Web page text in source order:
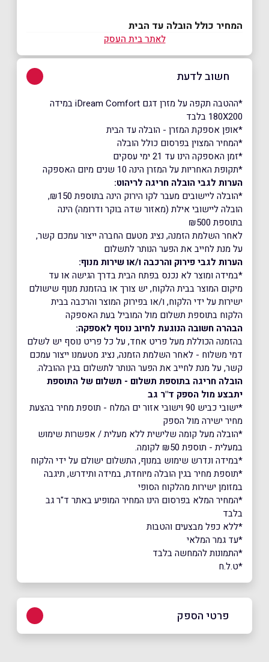
המחיר כולל הובלה עד הבית
לאתר בית העסק
חשוב לדעת
*ההטבה תקפה על מזרן דגם iDream Comfort במידה
180X200 בלבד
*אופן אספקת המזרן - הובלה עד הבית
*המחיר המצוין בפרסום כולל הובלה
*זמן האספקה הינו עד 21 ימי עסקים
*תקופת האחריות על המזרן הינה 10 שנים מיום האספקה
הערות לגבי הובלה חריגה לריהוט:
*הובלה ליישובים מעבר לקו הירוק הינה בתוספת ₪150,
הובלה ליישובי אילת (מאזור שדה בוקר ודרומה) הינה
בתוספת ₪500
לאחר השלמת הזמנה, נציג מטעם החברה ייצור עמכם קשר,
על מנת לחייב את הפער הנותר לתשלום
הערות לגבי פירוק והרכבה ו/או שירות מנוף:
*במידה ומוצר לא נכנס בפתח הבית בדרך הגישה או עד
מיקום המוצר בבית הלקוח, יש צורך או בהזמנת מנוף שישולם
ישירות על ידי הלקוח, ו/או בפירוק המוצר והרכבה בבית
הלקוח בתוספת תשלום מול המוביל בעת האספקה
הבהרה חשובה הנוגעת לחיוב נוסף לאספקה:
בהזמנה הכוללת מעל פריט אחד, על כל פריט נוסף יש לשלם
דמי משלוח - לאחר השלמת הזמנה, נציג מטעמנו ייצור עמכם
קשר, על מנת לחייב את הפער הנותר לתשלום בגין ההובלה.
הובלה חריגה בתוספת תשלום - תשלום של התוספת
יתבצע מול הספק ד"ר גב
*ישובי כביש 90 וישובי אזור ים המלח - תוספת מחיר בהצעת
מחיר ישירה מול הספק
*הובלה מעל קומה שלישית ללא מעלית / אפשרות שימוש
במעלית - תוספת ₪50 לקומה.
*במידה ונדרש שימוש במנוף, התשלום ישולם על ידי הלקוח
*תוספת מחיר בגין הובלה מיוחדת, במידה ותידרש, תיגבה
במזומן ישירות מהלקוח הסופי
*המחיר המלא בפרסום הינו המחיר המופיע באתר ד"ר גב
בלבד
*ללא כפל מבצעים והטבות
*עד גמר המלאי
*התמונות להמחשה בלבד
*ט.ל.ח
פרטי הספק